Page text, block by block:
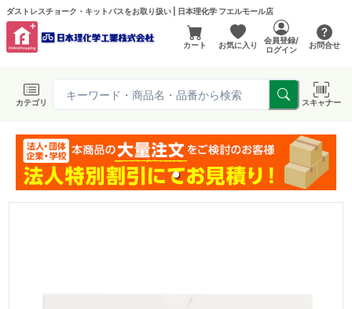
ダストレスチョーク・キットパスをお取り扱い | 日本理化学 フエルモール店
カート お気に入り
会員登録/
ログイン
お問合せ
カテゴリ スキャナー